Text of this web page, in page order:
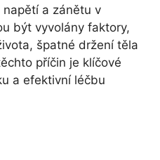
a zánětu v
být vyvolány faktory,
špatné držení těla
příčin je klíčové
a efektivní léčbu